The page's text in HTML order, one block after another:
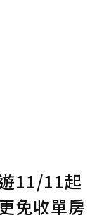
認送出
11/11起
免收單房